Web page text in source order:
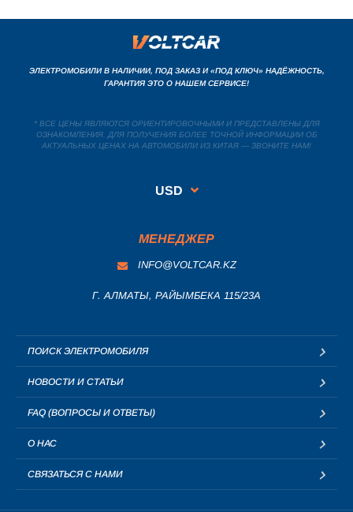
ЭЛЕКТРОМОБИЛИ В НАЛИЧИИ, ПОД ЗАКАЗ И «ПОД КЛЮЧ» НАДЁЖНОСТЬ,
ГАРАНТИЯ ЭТО О НАШЕМ СЕРВИСЕ!
* ВСЕ ЦЕНЫ ЯВЛЯЮТСЯ ОРИЕНТИРОВОЧНЫМИ И ПРЕДСТАВЛЕНЫ ДЛЯ
ОЗНАКОМЛЕНИЯ. ДЛЯ ПОЛУЧЕНИЯ БОЛЕЕ ТОЧНОЙ ИНФОРМАЦИИ ОБ
АКТУАЛЬНЫХ ЦЕНАХ НА АВТОМОБИЛИ ИЗ КИТАЯ — ЗВОНИТЕ НАМ!
USD
МЕНЕДЖЕР
INFO@VOLTCAR.KZ
Г. АЛМАТЫ, РАЙЫМБЕКА 115/23A
ПОИСК ЭЛЕКТРОМОБИЛЯ
НОВОСТИ И СТАТЬИ
FAQ (ВОПРОСЫ И ОТВЕТЫ)
О НАС
СВЯЗАТЬСЯ С НАМИ